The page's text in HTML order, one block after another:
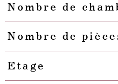
Nombre de
Nombre de
Etage